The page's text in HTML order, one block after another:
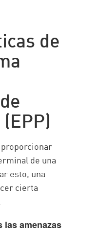
de
proporcionar
de una
esto, una
cierta
las amenazas